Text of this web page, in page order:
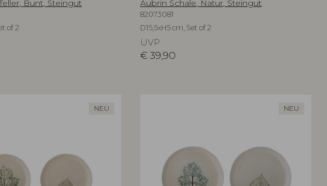
Bunt, Steingut
of 2
Aubrin Schale, Natur, Steingut
82073081
D15,5xH5 cm, Set of 2
UVP
€ 39,90
NEU NEU